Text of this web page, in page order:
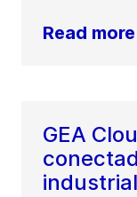
Read more
GEA
industrial